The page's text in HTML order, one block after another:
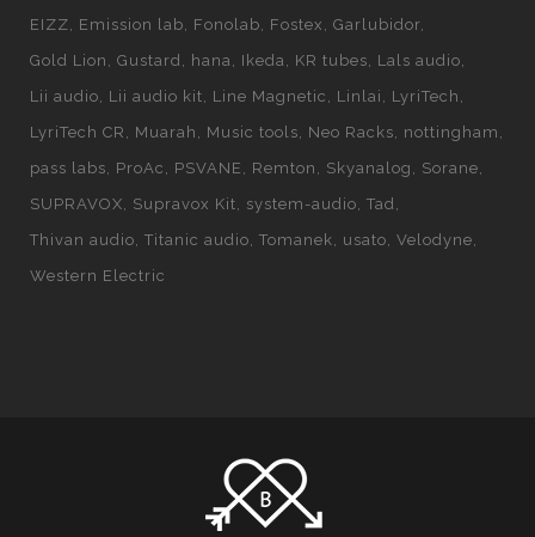
EIZZ
Emission lab Fonolab Fostex
Garlubidor
Gold Lion
Gustard hana Ikeda KR tubes
Lals audio
Lii audio
Lii audio kit Line Magnetic Linlai
LyriTech
LyriTech CR
Muarah Music tools Neo Racks
nottingham
pass labs
ProAc PSVANE Remton Skyanalog
Sorane
SUPRAVOX
Supravox Kit system-audio Tad
Thivan audio Titanic audio Tomanek usato Velodyne
Western Electric